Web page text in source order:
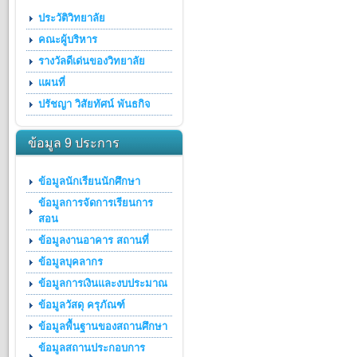
ประวัติวิทยาลัย
คณะผู้บริหาร
รางวัลดีเด่นของวิทยาลัย
แผนที่
ปรัชญา วิสัยทัศน์ พันธกิจ
ข้อมูล 9 ประการ
ข้อมูลนักเรียนนักศึกษา
ข้อมูลการจัดการเรียนการ
สอน
ข้อมูลงานอาคาร สถานที่
ข้อมูลบุคลากร
ข้อมูลการเงินและงบประมาณ
ข้อมูลวัสดุ ครุภัณฑ์
ข้อมูลพื้นฐานของสถานศึกษา
ข้อมูลสถานประกอบการ